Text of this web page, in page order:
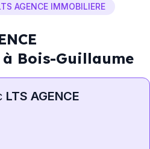
AGENCE IMMOBILIERE
Bois-Guillaume
LTS AGENCE